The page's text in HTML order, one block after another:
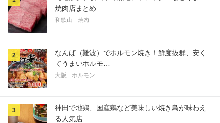
焼肉店まとめ
和歌山 焼肉
2
なんば（難波）でホルモン焼き！鮮度抜群、安く
てうまいホルモ…
大阪 ホルモン
3
神田で地鶏、国産鶏など美味しい焼き鳥が味わえ
る人気店